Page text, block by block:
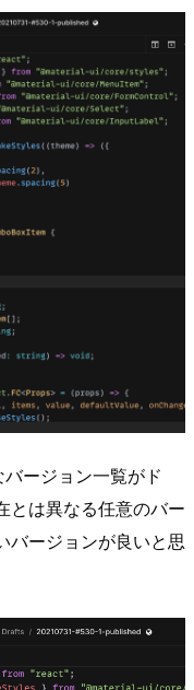
ージョン一覧がド
とは異なる任意のバー
バージョンが良いと思